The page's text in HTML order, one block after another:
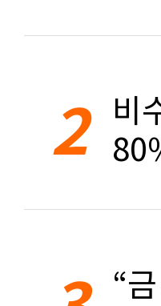
2 비
“